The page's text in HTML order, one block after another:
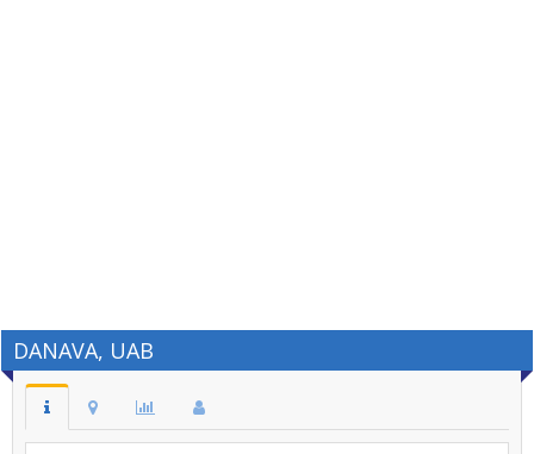
DANAVA, UAB